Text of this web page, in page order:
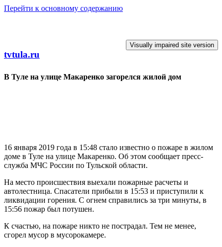
Перейти к основному содержанию
tvtula.ru
В Туле на улице Макаренко загорелся жилой дом
16 января 2019 года в 15:48 стало известно о пожаре в жилом
доме в Туле на улице Макаренко. Об этом сообщает пресс-
служба МЧС России по Тульской области.
На место происшествия выехали пожарные расчеты и
автолестница. Спасатели прибыли в 15:53 и приступили к
ликвидации горения. С огнем справились за три минуты, в
15:56 пожар был потушен.
К счастью, на пожаре никто не пострадал. Тем не менее,
сгорел мусор в мусорокамере.